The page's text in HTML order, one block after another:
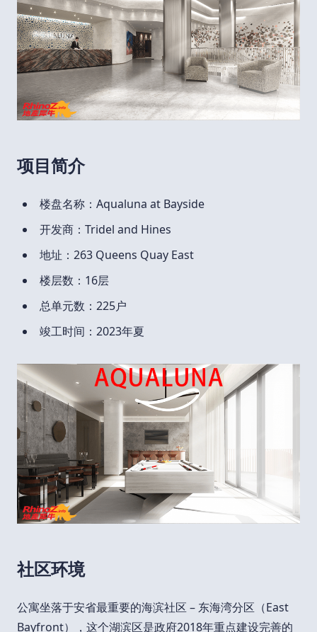
项目简介
楼盘名称：Aqualuna at Bayside
开发商：Tridel and Hines
地址：263 Queens Quay East
楼层数：16层
总单元数：225户
竣工时间：2023年夏
社区环境
公寓坐落于安省最重要的海滨社区 – 东海湾分区（East
Bayfront），这个湖滨区是政府2018年重点建设完善的